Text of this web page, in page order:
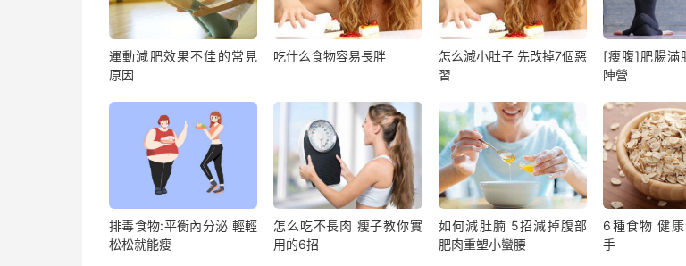
運動減肥效果不佳的常見
原因
吃什么食物容易長胖
怎么減小肚子 先改掉7個惡
習
[瘦腹]肥腸滿
陣營
排毒食物:平衡內分泌 輕輕
松松就能瘦
怎么吃不長肉 瘦子教你實
用的6招
如何減肚腩 5招減掉腹部
肥肉重塑小蠻腰
6種食物 健
手